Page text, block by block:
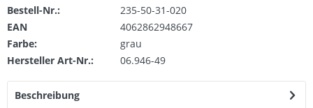
Bestell-Nr.:
235-50-31-020
EAN
4062862948667
Farbe:
grau
Hersteller Art-Nr.:
06.946-49
Beschreibung